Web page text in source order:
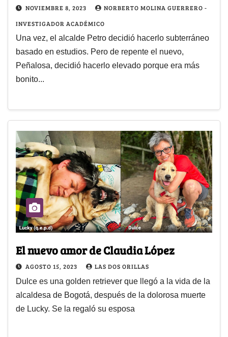
NOVIEMBRE 8, 2023
NORBERTO MOLINA GUERRERO -
INVESTIGADOR ACADÉMICO
Una vez, el alcalde Petro decidió hacerlo subterráneo
basado en estudios. Pero de repente el nuevo,
Peñalosa, decidió hacerlo elevado porque era más
bonito...
El nuevo amor de Claudia López
AGOSTO 15, 2023 LAS DOS ORILLAS
Dulce es una golden retriever que llegó a la vida de la
alcaldesa de Bogotá, después de la dolorosa muerte
de Lucky. Se la regaló su esposa